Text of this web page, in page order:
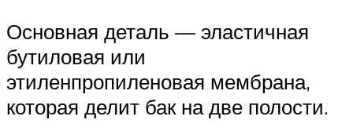
Основная деталь — эластичная
бутиловая или
этиленпропиленовая мембрана,
которая делит бак на две полости.